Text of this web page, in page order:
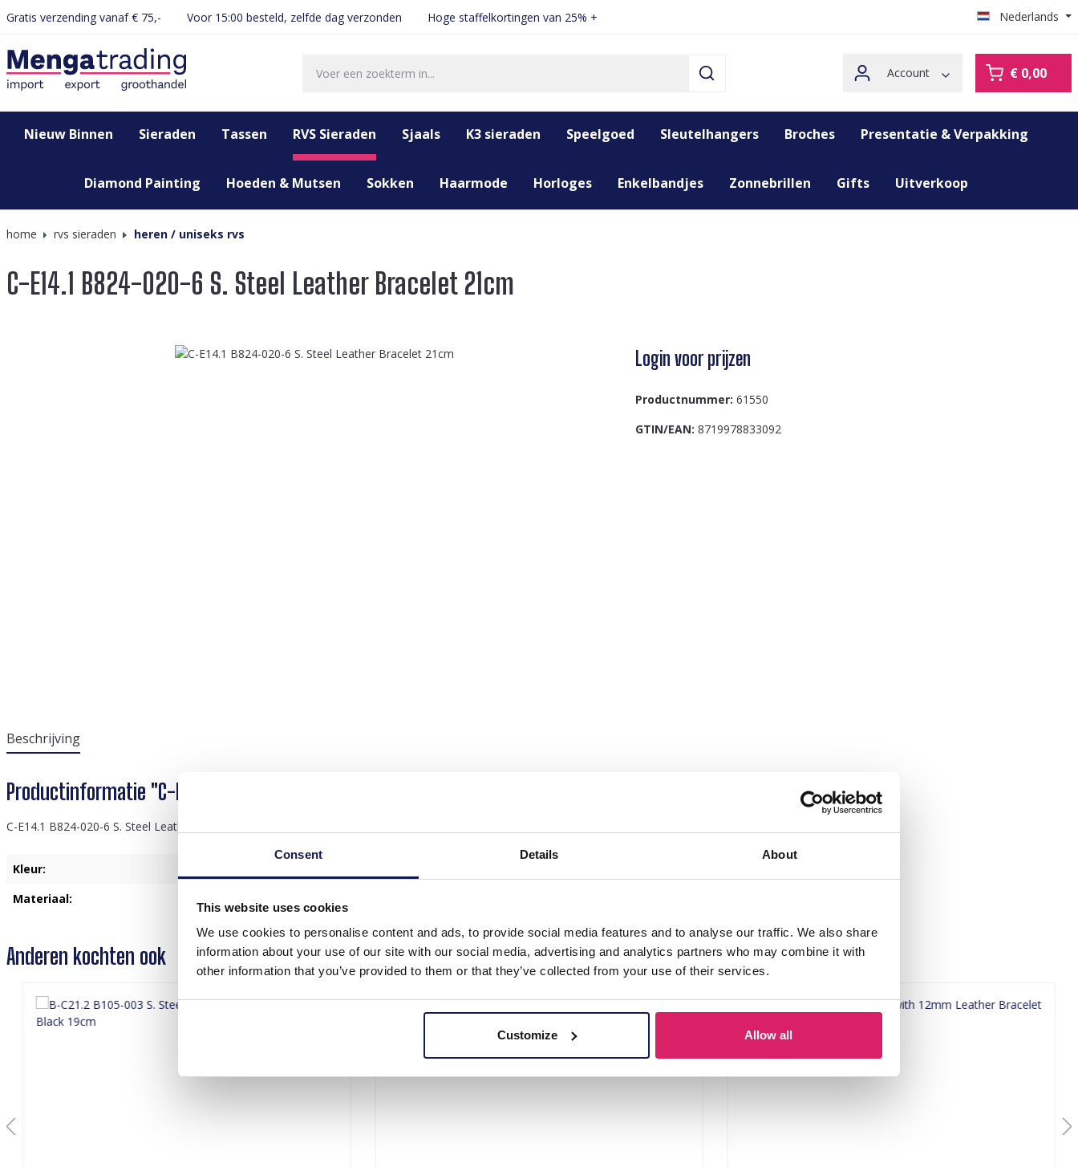
Consent Details About
This website uses cookies
We use cookies to personalise content and ads, to provide social media features and to analyse our traffic. We also share
information about your use of our site with our social media, advertising and analytics partners who may combine it with
other information that you’ve provided to them or that they’ve collected from your use of their services.
Customize Allow all
Ga naar de hoofdnavigatie
Gratis verzending vanaf € 75,- Voor 15:00 besteld, zelfde dag verzonden Hoge staffelkortingen van 25% + Nederlands
Account € 0,00
Nieuw Binnen Sieraden Tassen RVS Sieraden Sjaals K3 sieraden Speelgoed Sleutelhangers Broches Presentatie & Verpakking
Diamond Painting Hoeden & Mutsen Sokken Haarmode Horloges Enkelbandjes Zonnebrillen Gifts Uitverkoop
home rvs sieraden heren / uniseks rvs
C-E14.1 B824-020-6 S. Steel Leather Bracelet 21cm
Login voor prijzen
Productnummer: 61550
GTIN/EAN: 8719978833092
Beschrijving
Productinformatie "C-E14.1 B824-020-6 S. Steel Leather Bracelet 21cm"
C-E14.1 B824-020-6 S. Steel Leather Bracelet 21cm
Kleur:
Materiaal:
Anderen kochten ook